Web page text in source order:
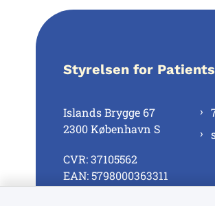
Styrelsen for
Islands Brygge 67
2300 København S
CVR: 37105562
EAN: 5798000363311